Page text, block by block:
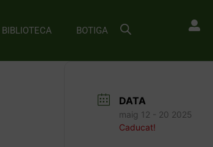
BIBLIOTECA BOTIGA
DATA
maig 12 - 20 2025
Caducat!